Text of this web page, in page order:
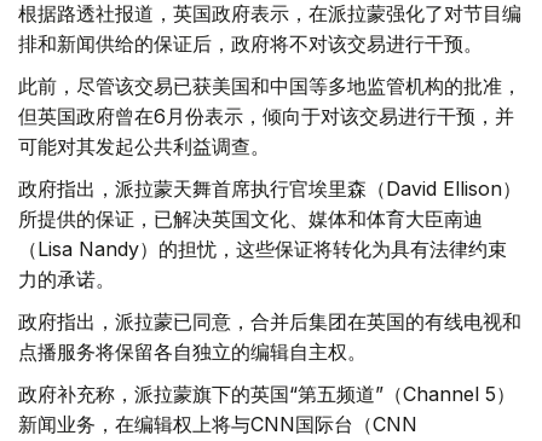
根据路透社报道，英国政府表示，在派拉蒙强化了对节目编
排和新闻供给的保证后，政府将不对该交易进行干预。
此前，尽管该交易已获美国和中国等多地监管机构的批准，
但英国政府曾在6月份表示，倾向于对该交易进行干预，并
可能对其发起公共利益调查。
政府指出，派拉蒙天舞首席执行官埃里森（David Ellison）
所提供的保证，已解决英国文化、媒体和体育大臣南迪
（Lisa Nandy）的担忧，这些保证将转化为具有法律约束
力的承诺。
政府指出，派拉蒙已同意，合并后集团在英国的有线电视和
点播服务将保留各自独立的编辑自主权。
政府补充称，派拉蒙旗下的英国“第五频道”（Channel 5）
新闻业务，在编辑权上将与CNN国际台（CNN